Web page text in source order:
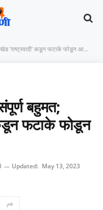
कडून फटाके फोडून आनंदोत्सव साजरा.!
बहुमत;
फटाके फोडून
Updated: May 13, 2023